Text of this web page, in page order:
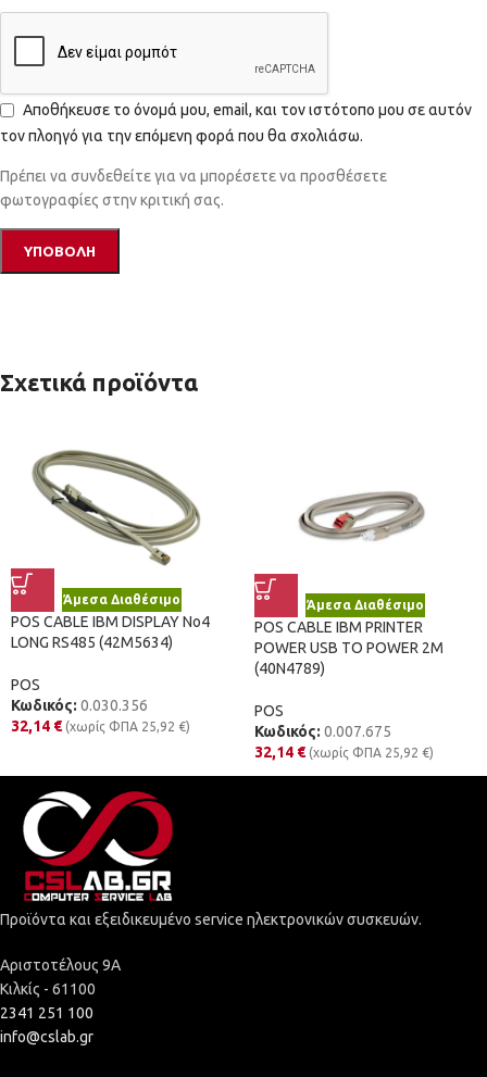
Αποθήκευσε το όνομά μου, email, και τον ιστότοπο μου σε αυτόν
τον πλοηγό για την επόμενη φορά που θα σχολιάσω.
Πρέπει να συνδεθείτε για να μπορέσετε να προσθέσετε
φωτογραφίες στην κριτική σας.
Σχετικά προϊόντα
Άμεσα Διαθέσιμο
POS CABLE IBM DISPLAY No4
LONG RS485 (42M5634)
POS
Κωδικός: 0.030.356
32,14 € (χωρίς ΦΠΑ 25,92 €)
Άμεσα Διαθέσιμο
POS CABLE IBM PRINTER
POWER USB TO POWER 2M
(40N4789)
POS
Κωδικός: 0.007.675
32,14 € (χωρίς ΦΠΑ 25,92 €)
Προϊόντα και εξειδικευμένο service ηλεκτρονικών συσκευών.
Αριστοτέλους 9Α
Κιλκίς - 61100
2341 251 100
info@cslab.gr